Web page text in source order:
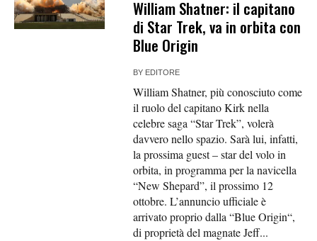
William Shatner: il capitano
di Star Trek, va in orbita con
Blue Origin
BY EDITORE
William Shatner, più conosciuto come
il ruolo del capitano Kirk nella
celebre saga “Star Trek”, volerà
davvero nello spazio. Sarà lui, infatti,
la prossima guest – star del volo in
orbita, in programma per la navicella
“New Shepard”, il prossimo 12
ottobre. L’annuncio ufficiale è
arrivato proprio dalla “Blue Origin“,
di proprietà del magnate Jeff...